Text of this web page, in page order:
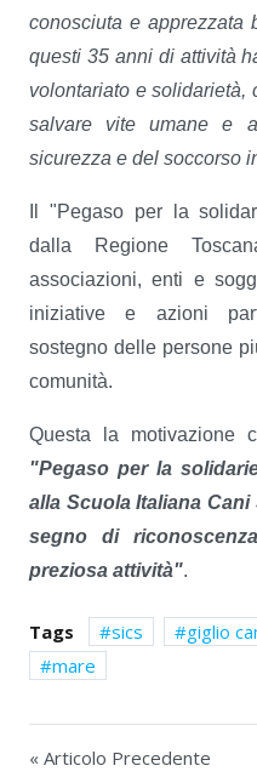
conosciuta e apprezzata
questi 35 anni di attività
volontariato e solidarietà,
salvare vite umane e
sicurezza e del soccorso
Il "Pegaso per la
dalla Regione
associazioni, enti e
iniziative e azioni
sostegno delle persone
comunità.
Questa la motivazione
"Pegaso per la
alla Scuola Italiana
segno di
preziosa attività".
Tags sics giglio
mare
« Articolo Precedente